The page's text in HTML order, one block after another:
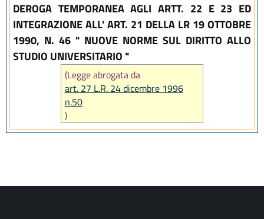
DEROGA TEMPORANEA AGLI ARTT. 22 E 23 ED
INTEGRAZIONE ALL' ART. 21 DELLA LR 19 OTTOBRE
1990, N. 46 " NUOVE NORME SUL DIRITTO ALLO
STUDIO UNIVERSITARIO "
(Legge abrogata da
art. 27 L.R. 24 dicembre 1996
n.50
)